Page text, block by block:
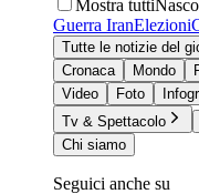
Mostra tutti
Guerra IranElezioni
Tutte le notizie del
Cronaca
Mondo
Video
Foto
Tv & Spettacolo
Chi siamo
Seguici anche su